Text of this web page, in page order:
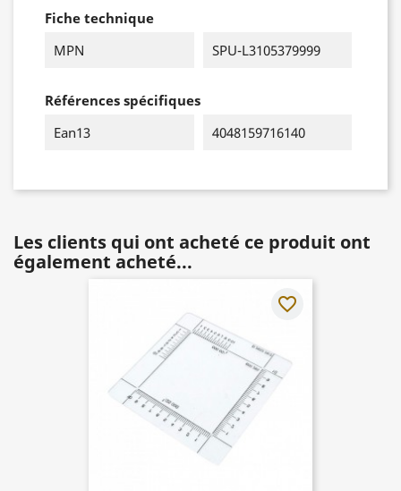
Fiche technique
MPN
SPU-L3105379999
Références spécifiques
Ean13
4048159716140
Les clients qui ont acheté ce produit ont
également acheté...
favorite_border